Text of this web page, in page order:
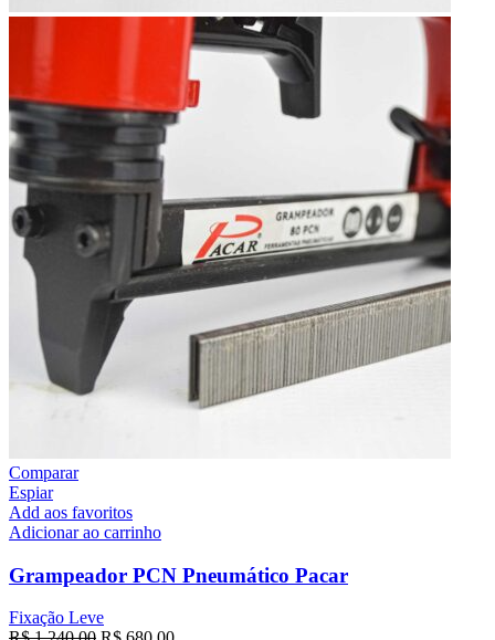
Comparar
Espiar
Add aos favoritos
Adicionar ao carrinho
Grampeador PCN Pneumático Pacar
Fixação Leve